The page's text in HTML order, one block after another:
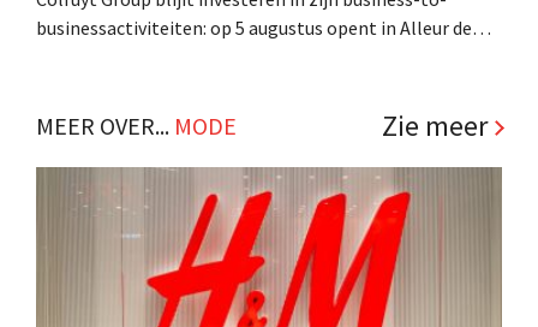
businessactiviteiten: op 5 augustus opent in Alleur de
klanten. .
MEER OVER... MODE Zie meer